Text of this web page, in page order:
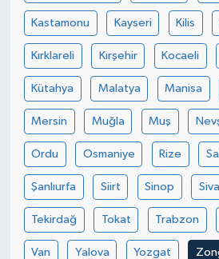
Kastamonu Kayseri Kilis
Kırklareli Kırşehir Kocaeli
Kütahya Malatya Manisa
Mersin Muğla Muş
Ordu Osmaniye Rize
Şanlıurfa Siirt Sinop
Tekirdağ Tokat Trabzon
Van Yalova Yozgat